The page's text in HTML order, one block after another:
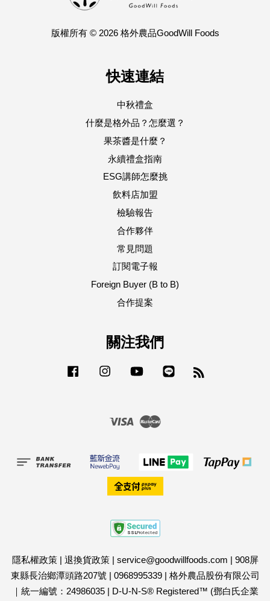
版權所有 © 2026 格外農品GoodWill Foods
快速連結
中秋禮盒
什麼是格外品？怎麼選？
果茶醬是什麼？
永續禮盒指南
ESG講師怎麼挑
飲料店加盟
檢驗報告
合作夥伴
常見問題
訂閱電子報
Foreign Buyer (B to B)
合作提案
關注我們
Facebook Instagram YouTube
Visa
隱私權政策| 退換貨政策| service@goodwillfoods.com | 908屏
東縣長治鄉潭頭路207號 | 0968995339| 格外農品股份有限公司
｜統一編號：24986035| D-U-N-S® Registered™ (鄧白氏企業